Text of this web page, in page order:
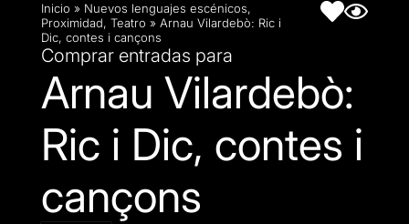
Inicio » Nuevos lenguajes escénicos,
Proximidad, Teatro » Arnau Vilardebò: Ric i
Dic, contes i cançons
Comprar entradas para
Arnau Vilardebò:
Ric i Dic, contes i
cançons